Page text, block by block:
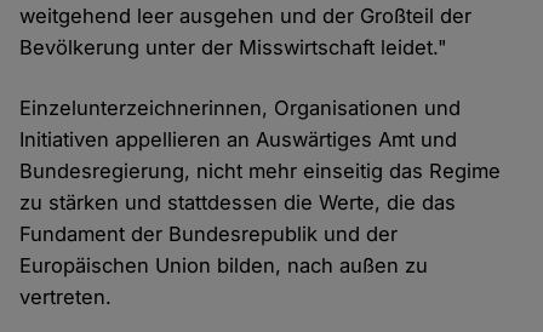
weitgehend leer ausgehen und der Großteil der
Bevölkerung unter der Misswirtschaft leidet."
Einzelunterzeichnerinnen, Organisationen und
Initiativen appellieren an Auswärtiges Amt und
Bundesregierung, nicht mehr einseitig das Regime
zu stärken und stattdessen die Werte, die das
Fundament der Bundesrepublik und der
Europäischen Union bilden, nach außen zu
vertreten.